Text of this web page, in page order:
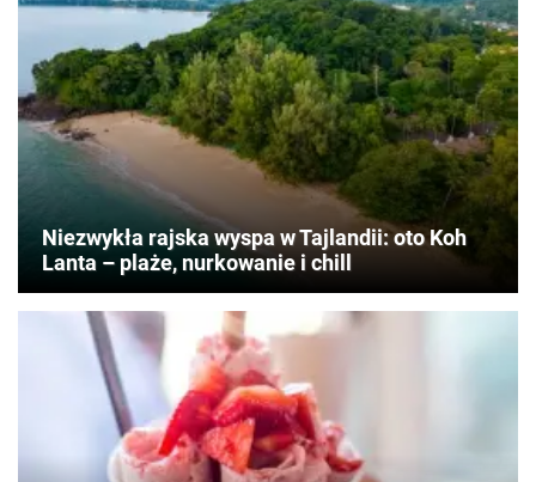
turystyczną
to
już
pewne.
Podatek
osoby
przylatujące
samolotem.
Niezwykła rajska wyspa w Tajlandii: oto Koh
Lanta – plaże, nurkowanie i chill